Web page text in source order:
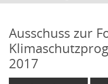
Ausschuss zur
2017